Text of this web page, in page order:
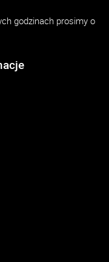
godzinach prosimy o